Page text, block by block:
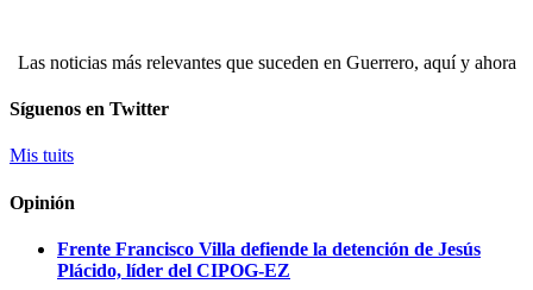
Las noticias más relevantes que suceden en Guerrero, aquí y ahora
Síguenos en Twitter
Mis tuits
Opinión
Frente Francisco Villa defiende la detención de Jesús
Plácido, líder del CIPOG-EZ